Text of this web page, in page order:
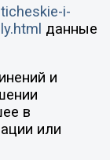
i-
данные
и
в
или